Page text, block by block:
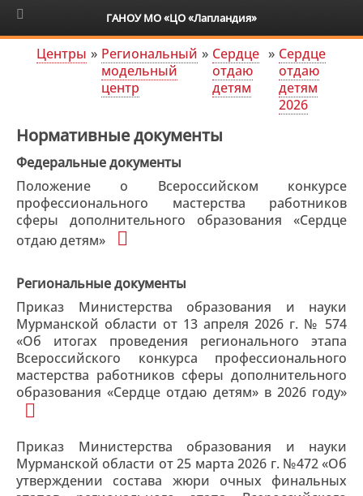
6+
Центры » Региональный
модельный
центр
» Сердце
отдаю
детям
» Сердце
отдаю
детям
2026
Нормативные документы
Федеральные документы
Положение о Всероссийском конкурсе
профессионального мастерства работников
сферы дополнительного образования «Сердце
отдаю детям»
Региональные документы
Приказ Министерства образования и науки
Мурманской области от 13 апреля 2026 г. № 574
«Об итогах проведения регионального этапа
Всероссийского конкурса профессионального
мастерства работников сферы дополнительного
образования «Сердце отдаю детям» в 2026 году»
Приказ Министерства образования и науки
Мурманской области от 25 марта 2026 г. №472 «Об
утверждении состава жюри очных финальных
ГАНОУ МО «ЦО «Лапландия»